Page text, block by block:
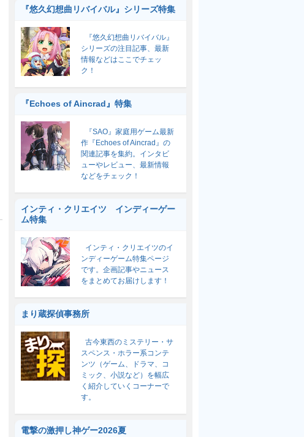
『悠久幻想曲リバイバル』シリーズ特集
『悠久幻想曲リバイバル』
シリーズの注目記事、最新
情報などはここでチェッ
ク！
『Echoes of Aincrad』特集
『SAO』家庭用ゲーム最新
作『Echoes of Aincrad』の
関連記事を集約。インタビ
ューやレビュー、最新情報
などをチェック！
インティ・クリエイツ インディーゲー
ム特集
インティ・クリエイツのイ
ンディーゲーム特集ページ
です。企画記事やニュース
をまとめてお届けします！
まり蔵探偵事務所
古今東西のミステリー・サ
スペンス・ホラー系コンテ
ンツ（ゲーム、ドラマ、コ
ミック、小説など）を幅広
く紹介していくコーナーで
す。
電撃の激押し神ゲー2026夏